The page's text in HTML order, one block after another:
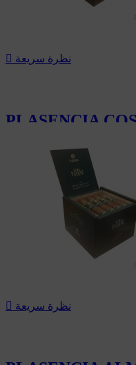
 نظرة سريعة
PLASENCIA
170.00 CHF
 نظرة سريعة